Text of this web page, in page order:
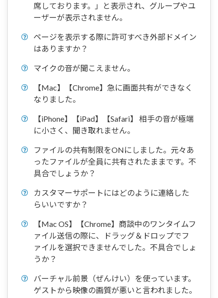
席しております。」と表示され、グループやユ
ーザーが表示されません。
ページを表示する際に許可すべき外部ドメイン
はありますか？
マイクの音が聞こえません。
【Mac】【Chrome】急に画面共有ができなく
なりました。
【iPhone】【iPad】【Safari】 相手の音が極端
に小さく、聞き取れません。
ファイルの共有制限をONにしました。元々あ
ったファイルが全員に共有されたままです。不
具合でしょうか？
カスタマーサポートにはどのように連絡した
らいいですか？
【Mac OS】【Chrome】商談中のワンタイムフ
ァイル送信の際に、ドラッグ＆ドロップでフ
ァイルを選択できませんでした。不具合でしょ
うか？
バーチャル前景（ぜんけい）を使っています。
ゲストから映像の画質が悪いと言われました。